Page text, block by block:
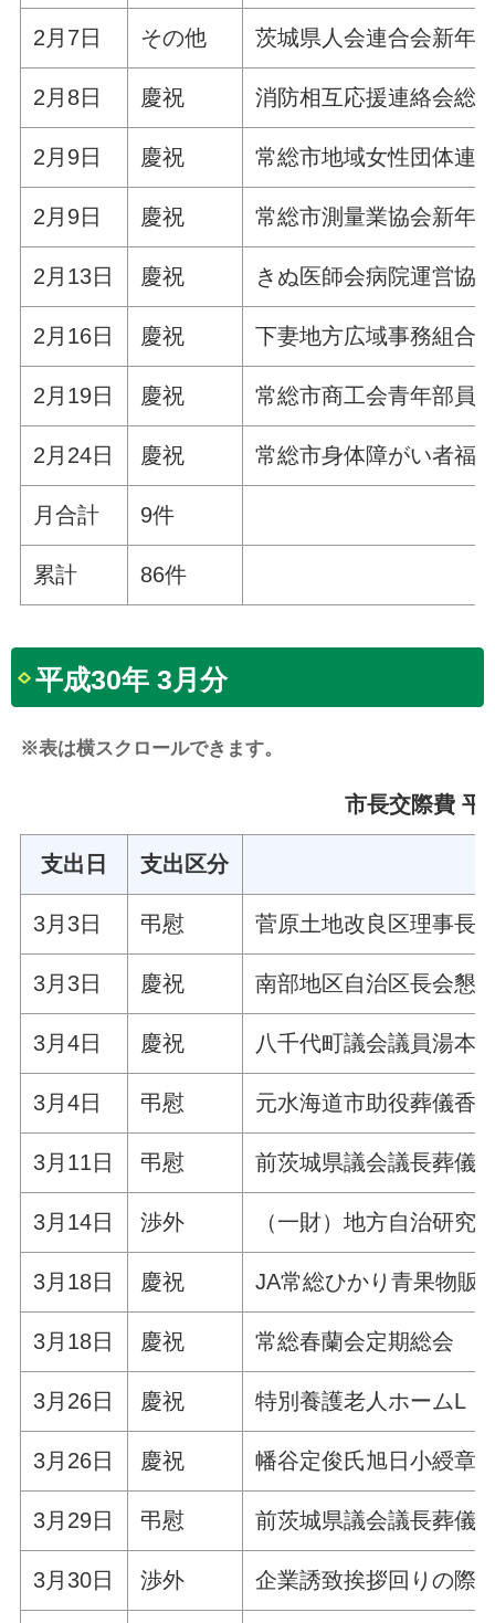
2月7日 その他 茨城県人会連合会新年
2月8日 慶祝 消防相互応援連絡会総
2月9日 慶祝 常総市地域女性団体連
2月9日 慶祝 常総市測量業協会新年
2月13日 慶祝 きぬ医師会病院運営協
2月16日 慶祝 下妻地方広域事務組合
2月19日 慶祝 常総市商工会青年部員
2月24日 慶祝 常総市身体障がい者福
月合計 9件
累計 86件
平成30年 3月分
※表は横スクロールできます。
市長交際費 平
支出日 支出区分
3月3日 弔慰 菅原土地改良区理事長
3月3日 慶祝 南部地区自治区長会懇
3月4日 慶祝 八千代町議会議員湯本
3月4日 弔慰 元水海道市助役葬儀香
3月11日 弔慰 前茨城県議会議長葬儀
3月14日 渉外 （一財）地方自治研究
3月18日 慶祝 JA常総ひかり青果物販
3月18日 慶祝 常総春蘭会定期総会
3月26日 慶祝 特別養護老人ホームL
3月26日 慶祝 幡谷定俊氏旭日小綬章
3月29日 弔慰 前茨城県議会議長葬儀
3月30日 渉外 企業誘致挨拶回りの際